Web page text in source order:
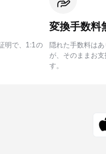
明で、1:1の
変換手数料
隠れた手数料は
が、そのままお
す。